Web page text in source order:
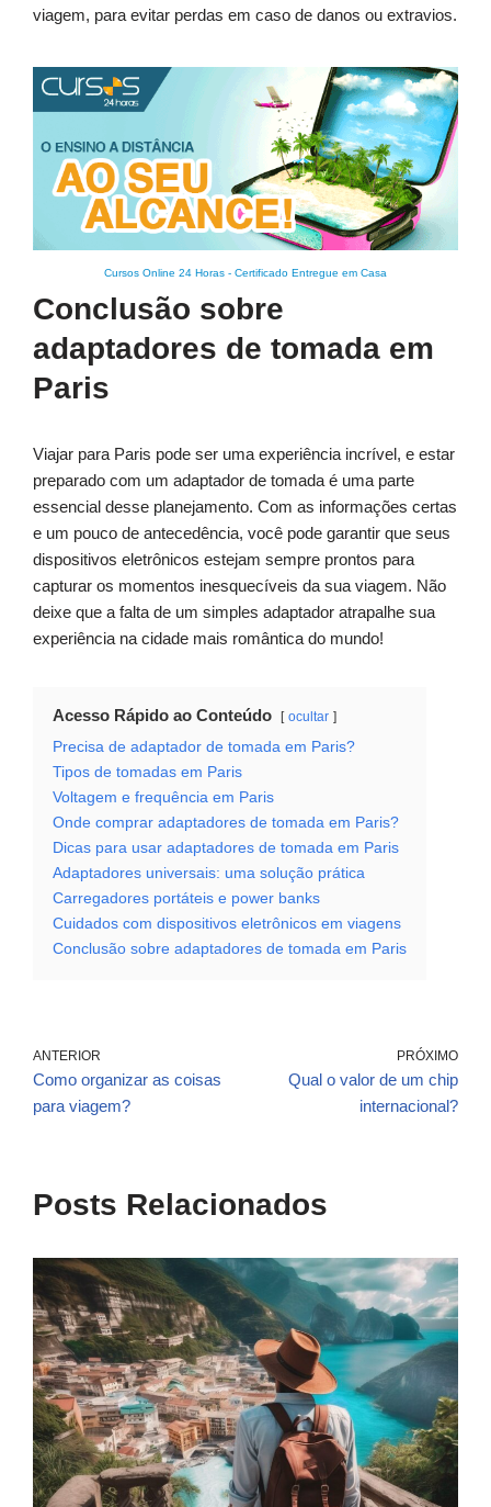
viagem, para evitar perdas em caso de danos ou extravios.
Cursos Online 24 Horas - Certificado Entregue em Casa
Conclusão sobre
adaptadores de tomada em
Paris
Viajar para Paris pode ser uma experiência incrível, e estar
preparado com um adaptador de tomada é uma parte
essencial desse planejamento. Com as informações certas
e um pouco de antecedência, você pode garantir que seus
dispositivos eletrônicos estejam sempre prontos para
capturar os momentos inesquecíveis da sua viagem. Não
deixe que a falta de um simples adaptador atrapalhe sua
experiência na cidade mais romântica do mundo!
Acesso Rápido ao Conteúdo ocultar
Precisa de adaptador de tomada em Paris?
Tipos de tomadas em Paris
Voltagem e frequência em Paris
Onde comprar adaptadores de tomada em Paris?
Dicas para usar adaptadores de tomada em Paris
Adaptadores universais: uma solução prática
Carregadores portáteis e power banks
Cuidados com dispositivos eletrônicos em viagens
Conclusão sobre adaptadores de tomada em Paris
ANTERIOR
Como organizar as coisas
para viagem?
PRÓXIMO
Qual o valor de um chip
internacional?
Posts Relacionados